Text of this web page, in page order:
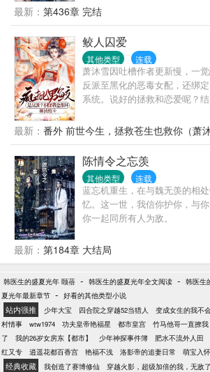
娇是村花，为得到荣华富贵和高
对皇子男主的救命之恩，冒领女
一变成将门嫡女。直到被拆穿真
弃。却被所有人宠爱地无法无天
二：网恋网骗男人们钱的小坏蛋
人气男主，番外可转正。)2.女
(愚蠢却实在美丽)3.女主颜值天
会爱上她！4.无脑爽文
最新： 第436章 完结
鲛人囚爱
其他类型 连载
萧沐雪因吐槽作者更新慢，一
反派至黑化的恶毒女配，还绑
系统。说好的拯救和恋爱呢？
人，萧沐雪递刀。反派要自杀
好看，死了可惜了，不如给我
当装饰品吧！……他乃鲛族皇子
注定会成为下一任海神，然而却
根被夺，父母被杀，沦为人族妖
誓要屠尽三界。直到遇见她……
生。她却说：“善解人意是什么
别人开心吗？”她说：“既往不咎
系。”于是他在她的偏爱下，尽
纣为掠。她却说：“我就是这么
只分关系好坏！”
最新： 番外 前世今生，拯救苍生也救你（萧
传）
陈情令之忘羡
其他类型 连载
蓝忘机重生，在与魏无羡的相
忆。这一世，我信你护你，与
你一起同所有人为敌。
最新： 第184章 大结局
韩医生的盛夏光年 颐蓓 - 韩医生的盛夏光年全文阅读 - 韩医生
夏光年最新章节 - 好看的其他类型小说
站内强推 少年大宝 四合院之穿越52当猎人 变成女生的我不
村情事
wtw1974 功夫皇帝艳福星 都市皇宫 竹马他哥一直撩我
了
我的26岁女房东【都市】 少年神探事件簿 肥水不流外人田
红又专
逍遥花都百香宫 艳福不浅 洛影帝的追妻日常 萌宝入
经典收藏 我创造了赛博修仙 穿越火影，超级加倍的我，无敌了